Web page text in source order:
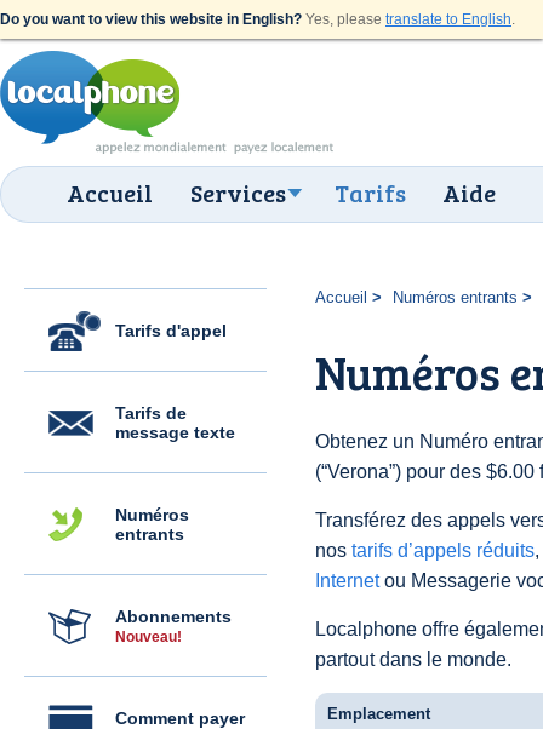
Do you want to view this website in English? Yes, please translate to English.
Accueil Services Tarifs Aide
Tarifs d'appel
Tarifs de
message texte
Numéros
entrants
Abonnements
Nouveau!
Comment payer
Accueil Numéros entrants
Numéros
Obtenez un Numéro
(“Verona”) pour des
Transférez des appels
nos tarifs d’appels réduits
Internetou Messagerie
Localphone offre
partout dans le monde.
Emplacement